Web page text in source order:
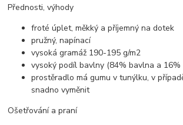
Přednosti, výhody
froté úplet, měkký a příjemný na dotek
pružný, napínací
vysoká gramáž 190-195 g/m2
vysoký podíl bavlny (84% bavlna a
prostěradlo má gumu v tunýlku, v
snadno vyměnit
Ošetřování a praní